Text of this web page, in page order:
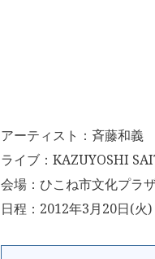
アーティスト：斉藤和義
ライブ：KAZUYOSHI
会場：ひこね市文化プラ
日程：2012年3月20日(火)